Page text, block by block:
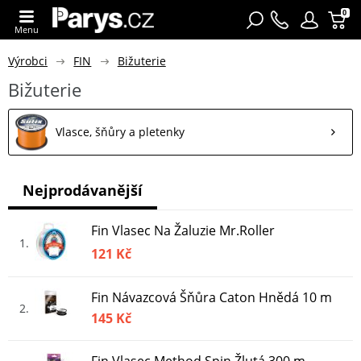
0
Menu
Výrobci FIN Bižuterie
Bižuterie
Vlasce, šňůry a pletenky
1
Fin Vlasec Na Žaluzie Mr.Roller
121 Kč
2
Fin Návazcová Šňůra Caton Hnědá 10 m
145 Kč
Nejprodávanější